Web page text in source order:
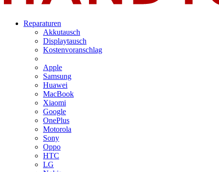
Reparaturen
Akkutausch
Displaytausch
Kostenvoranschlag
Apple
Samsung
Huawei
MacBook
Xiaomi
Google
OnePlus
Motorola
Sony
Oppo
HTC
LG